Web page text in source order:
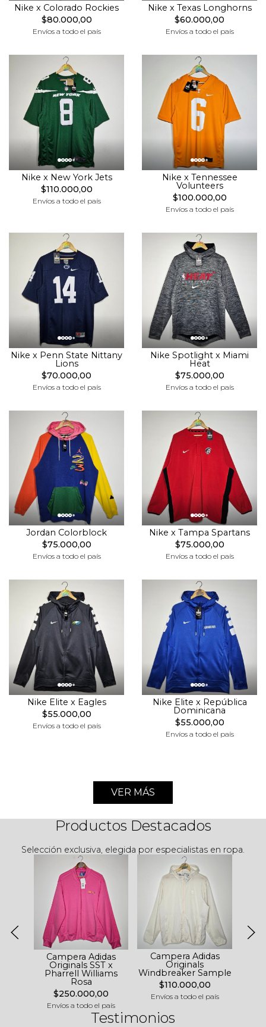
Nike x Colorado Rockies
$80.000,00
Envíos a todo el país
Nike x Texas Longhorns
$60.000,00
Envíos a todo el país
Nike x New York Jets
$110.000,00
Envíos a todo el país
Nike x Tennessee
Volunteers
$100.000,00
Envíos a todo el país
Nike x Penn State Nittany
Lions
$70.000,00
Envíos a todo el país
Nike Spotlight x Miami
Heat
$75.000,00
Envíos a todo el país
Jordan Colorblock
$75.000,00
Envíos a todo el país
Nike x Tampa Spartans
$75.000,00
Envíos a todo el país
Nike Elite x Eagles
$55.000,00
Envíos a todo el país
Nike Elite x República
Dominicana
$55.000,00
Envíos a todo el país
VER MÁS
Productos Destacados
Selección exclusiva, elegida por especialistas en ropa.
Campera Adidas
Originals SST x
Pharrell Williams
Rosa
$250.000,00
Envíos a todo el país
Campera Adidas
Originals
Windbreaker Sample
$110.000,00
Envíos a todo el país
Testimonios